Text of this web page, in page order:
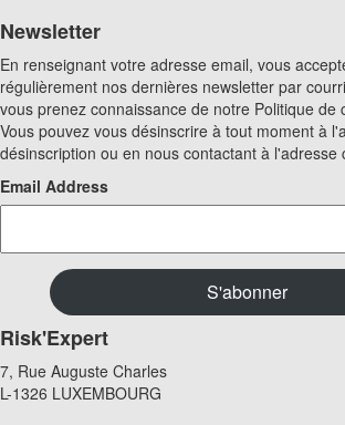
Newsletter
En renseignant votre adresse email, vous
régulièrement nos dernières newsletter par
vous prenez connaissance de notre Politique de
Vous pouvez vous désinscrire à tout moment à
désinscription ou en nous contactant à l'adresse
Email Address
Risk'Expert
7, Rue Auguste Charles
L-1326 LUXEMBOURG